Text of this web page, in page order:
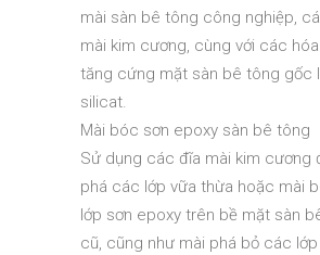
mài sàn bê tông công nghiệp,
mài kim cương, cùng với các
tăng cứng mặt sàn bê tông gốc
silicat.
Mài bóc sơn epoxy sàn bê tông
Sử dụng các đĩa mài kim cương
phá các lớp vữa thừa hoặc mài
lớp sơn epoxy trên bề mặt sàn
cũ, cũng như mài phá bỏ các